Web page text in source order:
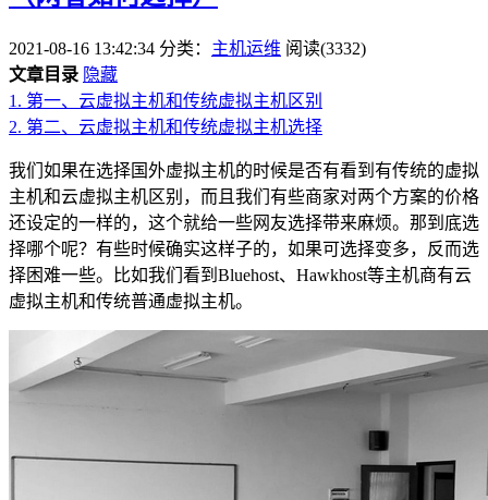
2021-08-16 13:42:34 分类： 主机运维 阅读(3332)
文章目录 隐藏
1. 第一、云虚拟主机和传统虚拟主机区别
2. 第二、云虚拟主机和传统虚拟主机选择
我们如果在选择国外虚拟主机的时候是否有看到有传统的虚拟
主机和云虚拟主机区别，而且我们有些商家对两个方案的价格
还设定的一样的，这个就给一些网友选择带来麻烦。那到底选
择哪个呢？有些时候确实这样子的，如果可选择变多，反而选
择困难一些。比如我们看到Bluehost、Hawkhost等主机商有云
虚拟主机和传统普通虚拟主机。